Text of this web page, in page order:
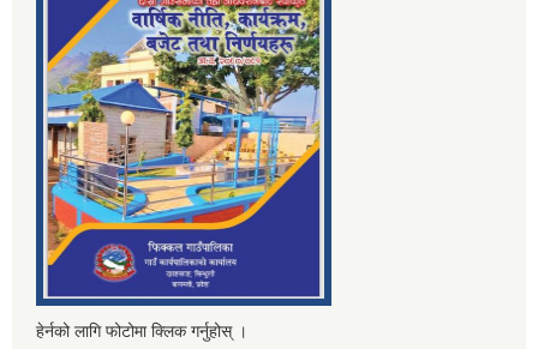
हेर्नको लागि फोटोमा क्लिक गर्नुहोस् ।